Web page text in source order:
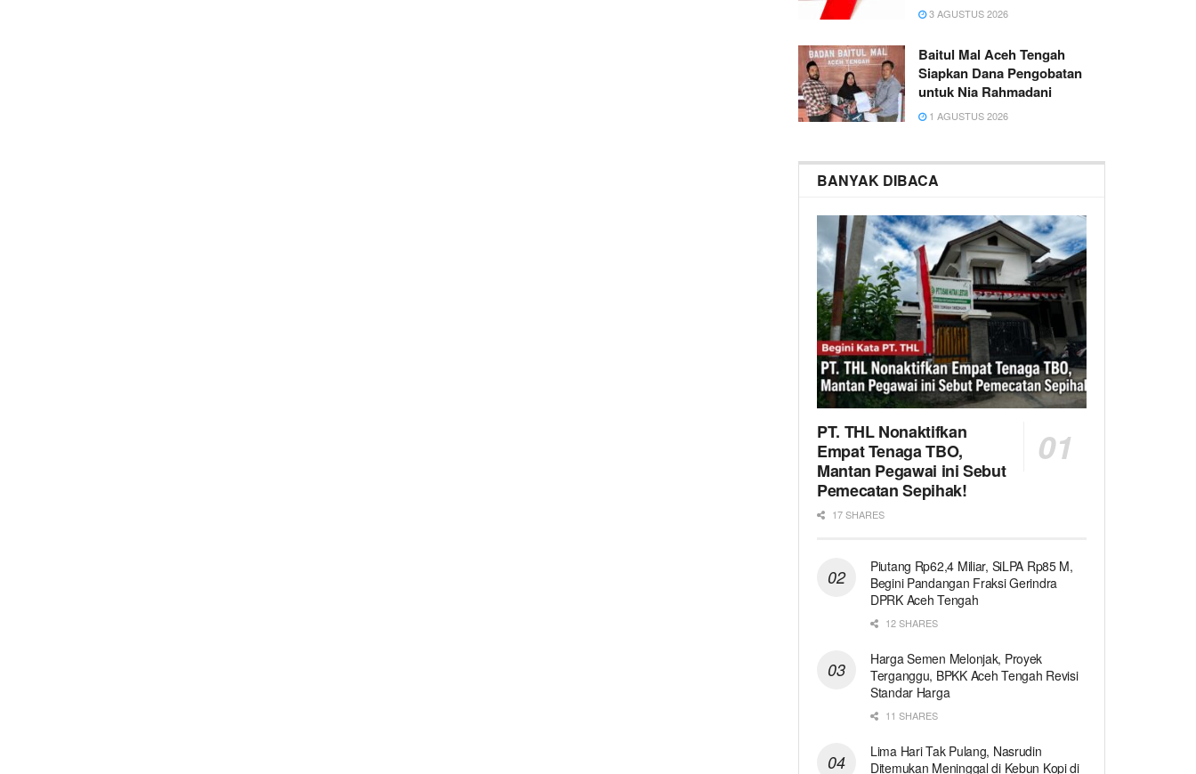
3 AGUSTUS 2026
Baitul Mal Aceh Tengah
Siapkan Dana Pengobatan
untuk Nia Rahmadani
1 AGUSTUS 2026
BANYAK DIBACA
PT. THL Nonaktifkan
Empat Tenaga TBO,
Mantan Pegawai ini Sebut
Pemecatan Sepihak!
17 SHARES
Piutang Rp62,4 Miliar, SiLPA Rp85 M,
Begini Pandangan Fraksi Gerindra
DPRK Aceh Tengah
12 SHARES
Harga Semen Melonjak, Proyek
Terganggu, BPKK Aceh Tengah Revisi
Standar Harga
11 SHARES
Lima Hari Tak Pulang, Nasrudin
Ditemukan Meninggal di Kebun Kopi di